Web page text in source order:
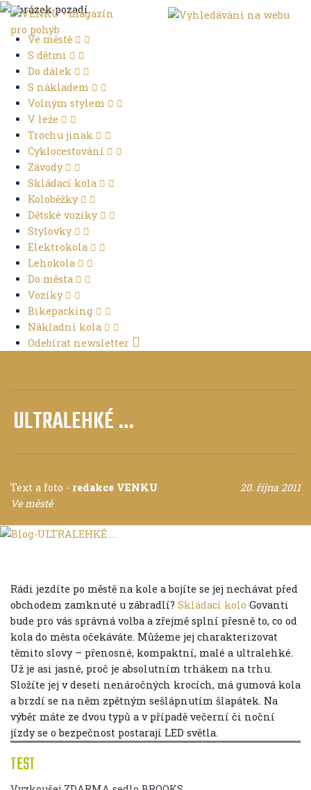
Ve městě
S dětmi
Do dálek
S nákladem
Volným stylem
V leže
Trochu jinak
Cyklocestování
Závody
Skládací kola
Koloběžky
Dětské vozíky
Stylovky
Elektrokola
Lehokola
Do města
Vozíky
Bikepacking
Nákladní kola
Odebírat newsletter
ULTRALEHKÉ …
Text a foto - redakce VENKU
20. října 2011
Ve městě
TEST
Rádi jezdíte po městě na kole a bojíte se jej nechávat před
obchodem zamknuté u zábradlí? Skládací kolo Govanti
bude pro vás správná volba a zřejmě splní přesně to, co od
kola do města očekáváte. Můžeme jej charakterizovat
těmito slovy – přenosné, kompaktní, malé a ultralehké.
Už je asi jasné, proč je absolutním trhákem na trhu.
Složíte jej v deseti nenáročných krocích, má gumová kola
a brzdí se na něm zpětným sešlápnutím šlapátek. Na
výběr máte ze dvou typů a v případě večerní či noční
jízdy se o bezpečnost postarají LED světla.